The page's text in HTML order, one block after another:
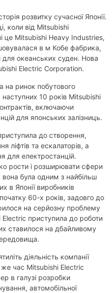
розвитку сучасної Японії.
коли від Mitsubishi
це Mitsubishi Heavy Industries,
в м Кобе фабрика,
океанських суден. Нова
Electric Corporation.
на ринок побутового
10 років Mitsubishi
включаючи
для японських залізниць.
до створення,
ліфтів та ескалаторів, а
для електростанцій.
рости і розширювати сфери
вона була одним з найбільш
в Японії виробників
60-х років, задовго до
на серйозну проблему
приступила до роботи
ставилося на дбайливому
діяльність компанії
час Mitsubishi Electric
в галузі розробки
автомобільної